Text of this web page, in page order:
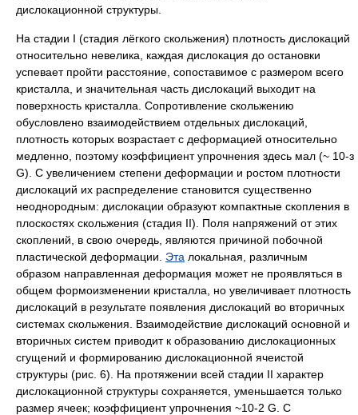
дислокационной структуры.
На стадии I (стадия лёгкого скольжения) плотность дислокаций
относительно невелика, каждая дислокация до остановки
успевает пройти расстояние, сопоставимое с размером всего
кристалла, и значительная часть дислокаций выходит на
поверхность кристалла. Сопротивление скольжению
обусловлено взаимодействием отдельных дислокаций,
плотность которых возрастает с деформацией относительно
медленно, поэтому коэффициент упрочнения здесь мал (~ 10-з
G). С увеличением степени деформации и ростом плотности
дислокаций их распределение становится существенно
неоднородным: дислокации образуют компактные скопления в
плоскостях скольжения (стадия II). Поля напряжений от этих
скоплений, в свою очередь, являются причиной побочной
пластической деформации. Эта локальная, различным
образом направленная деформация может не проявляться в
общем формоизменении кристалла, но увеличивает плотность
дислокаций в результате появления дислокаций во вторичных
системах скольжения. Взаимодействие дислокаций основной и
вторичных систем приводит к образованию дислокационных
сгущений и формированию дислокационной ячеистой
структуры (рис. 6). На протяжении всей стадии II характер
дислокационной структуры сохраняется, уменьшается только
размер ячеек; коэффициент упрочнения ~10-2 G. С